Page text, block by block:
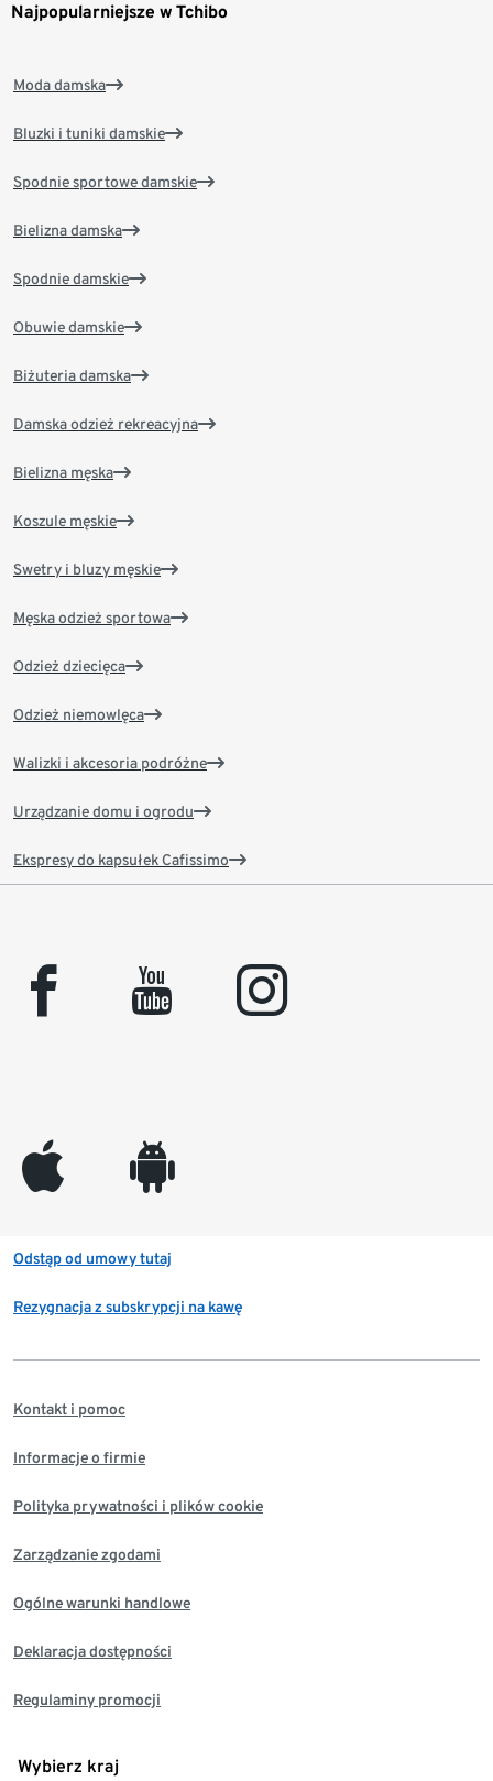
Najpopularniejsze w Tchibo
Moda damska
Bluzki i tuniki damskie
Spodnie sportowe damskie
Bielizna damska
Spodnie damskie
Obuwie damskie
Biżuteria damska
Damska odzież rekreacyjna
Bielizna męska
Koszule męskie
Swetry i bluzy męskie
Męska odzież sportowa
Odzież dziecięca
Odzież niemowlęca
Walizki i akcesoria podróżne
Urządzanie domu i ogrodu
Ekspresy do kapsułek Cafissimo
facebook youtube instagram
appleinc android
Odstąp od umowy tutaj
Rezygnacja z subskrypcji na kawę
Kontakt i pomoc
Informacje o firmie
Polityka prywatności i plików cookie
Zarządzanie zgodami
Ogólne warunki handlowe
Deklaracja dostępności
Regulaminy promocji
Wybierz kraj